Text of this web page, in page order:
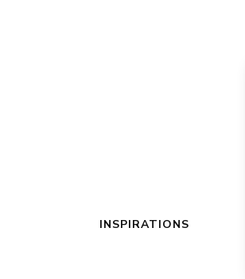
INSPIRATIONS